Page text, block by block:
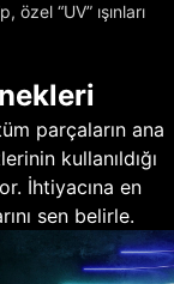
“UV” ışınları
parçaların ana
kullanıldığı
İhtiyacına en
sen belirle.